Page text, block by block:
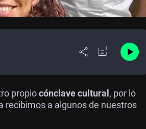
propiocónclave cultural, por lo
recibimos a algunos de nuestros